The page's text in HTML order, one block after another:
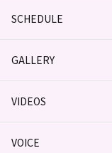
SCHEDULE
GALLERY
VIDEOS
VOICE